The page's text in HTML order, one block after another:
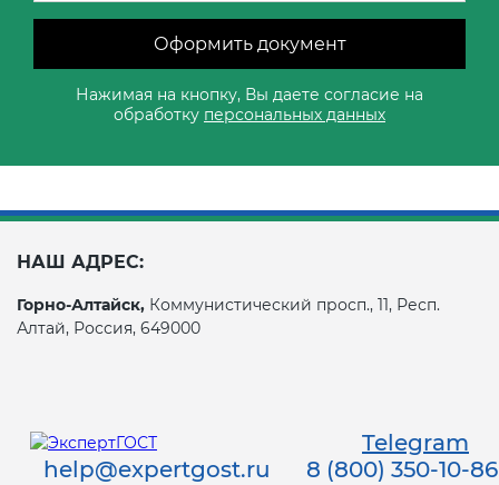
Оформить документ
Нажимая на кнопку, Вы даете согласие на
обработку персональных данных
НАШ АДРЕС:
Горно-Алтайск, Коммунистический просп., 11, Респ.
Алтай, Россия, 649000
Telegram
help@expertgost.ru
8 (800) 350-10-86